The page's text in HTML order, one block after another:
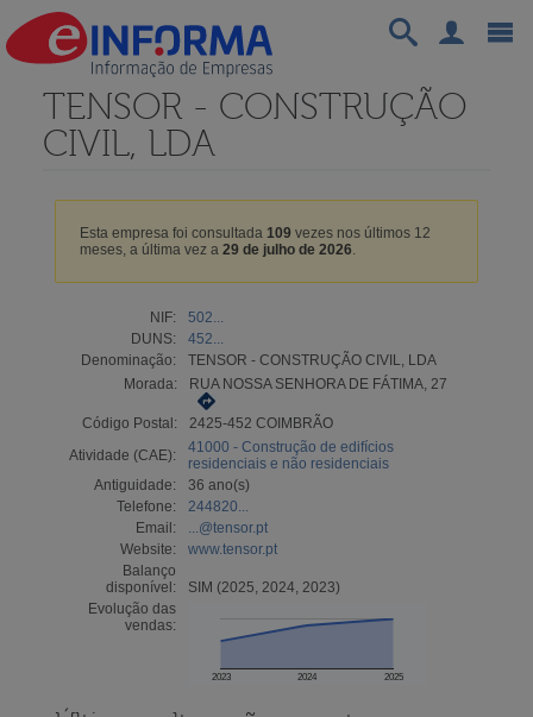
TENSOR - CONSTRUÇÃO
CIVIL, LDA
Esta empresa foi consultada 109 vezes nos últimos 12
meses, a última vez a 29 de julho de 2026.
NIF:
502...
DUNS:
452...
Denominação:
TENSOR - CONSTRUÇÃO CIVIL, LDA
Morada:
RUA NOSSA SENHORA DE FÁTIMA, 27
Código Postal:
2425-452 COIMBRÃO
Atividade (CAE):
41000 - Construção de edifícios
residenciais e não residenciais
Antiguidade:
36 ano(s)
Telefone:
244820...
Email:
...@tensor.pt
Website:
www.tensor.pt
Balanço
disponível:
SIM (2025, 2024, 2023)
Evolução das
vendas:
2023 2024 2025